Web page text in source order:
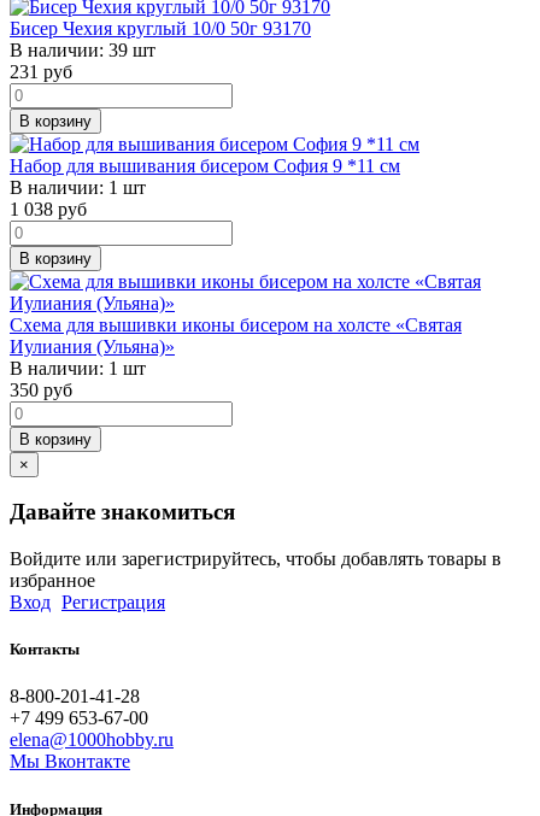
Бисер Чехия круглый 10/0 50г 93170
В наличии: 39 шт
231 руб
В корзину
Набор для вышивания бисером София 9 *11 см
В наличии: 1 шт
1 038 руб
В корзину
Схема для вышивки иконы бисером на холсте «Святая
Иулиания (Ульяна)»
В наличии: 1 шт
350 руб
В корзину
×
Давайте знакомиться
Войдите или зарегистрируйтесь, чтобы добавлять товары в
избранное
Вход Регистрация
Контакты
8-800-201-41-28
+7 499 653-67-00
elena@1000hobby.ru
Мы Вконтакте
Информация